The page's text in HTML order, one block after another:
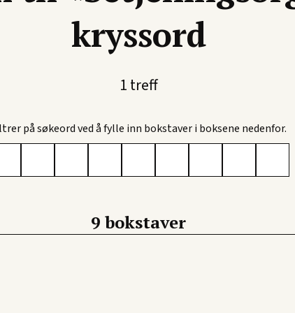
skriver du «BIL*». For å finne alle ord som slutter med
kryssord
1 treff
på søkeord ved å fylle inn bokstaver i boksene nedenfor.
9 bokstaver